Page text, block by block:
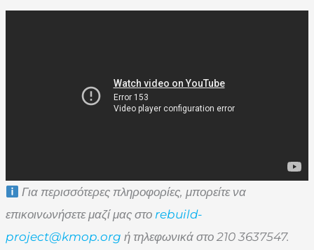
Για περισσότερες πληροφορίες, μπορείτε να
επικοινωνήσετε μαζί μας στο rebuild-
project@kmop.org ή τηλεφωνικά στο 210 3637547.